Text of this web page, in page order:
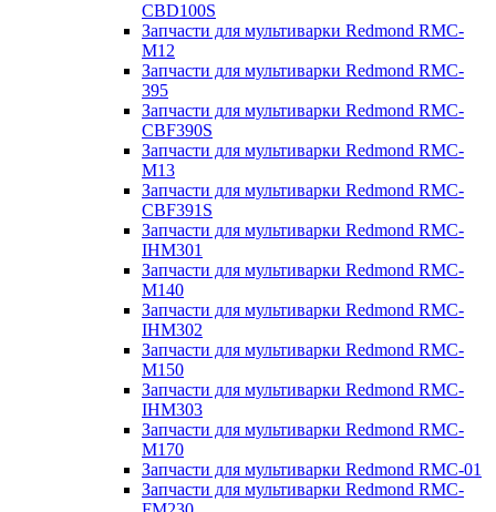
CBD100S
Запчасти для мультиварки Redmond RMC-
M12
Запчасти для мультиварки Redmond RMC-
395
Запчасти для мультиварки Redmond RMC-
CBF390S
Запчасти для мультиварки Redmond RMC-
M13
Запчасти для мультиварки Redmond RMC-
CBF391S
Запчасти для мультиварки Redmond RMC-
IHM301
Запчасти для мультиварки Redmond RMC-
M140
Запчасти для мультиварки Redmond RMC-
IHM302
Запчасти для мультиварки Redmond RMC-
M150
Запчасти для мультиварки Redmond RMC-
IHM303
Запчасти для мультиварки Redmond RMC-
M170
Запчасти для мультиварки Redmond RMC-01
Запчасти для мультиварки Redmond RMC-